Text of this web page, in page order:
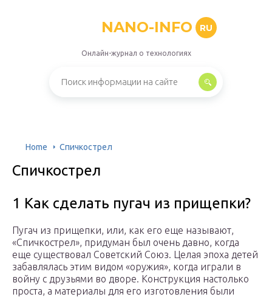
NANO-INFO RU
Онлайн-журнал о технологиях
Home Спичкострел
Спичкострел
1 Как сделать пугач из прищепки?
Пугач из прищепки, или, как его еще называют,
«Спичкострел», придуман был очень давно, когда
еще существовал Советский Союз. Целая эпоха детей
забавлялась этим видом «оружия», когда играли в
войну с друзьями во дворе. Конструкция настолько
проста, а материалы для его изготовления были